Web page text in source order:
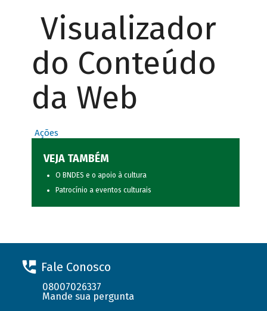
Visualizador
do Conteúdo
da Web
Ações
VEJA TAMBÉM
O BNDES e o apoio à cultura
Patrocínio a eventos culturais
Fale Conosco
08007026337
Mande sua pergunta